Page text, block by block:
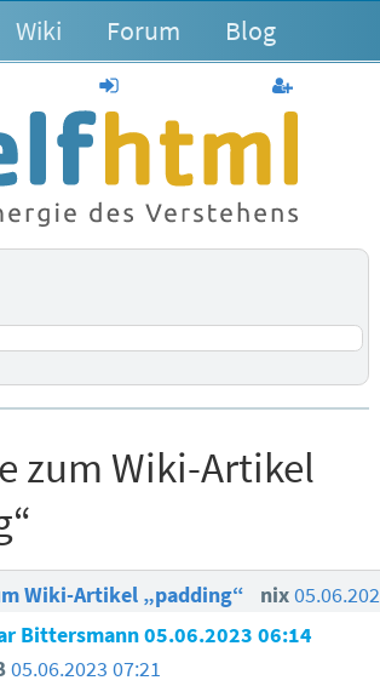
Wiki Forum Blog
anmelden
zum Wiki-Artikel
Wiki-Artikel „padding“ nix
Bittersmann05.06.2023 06:14
05.06.2023 07:21